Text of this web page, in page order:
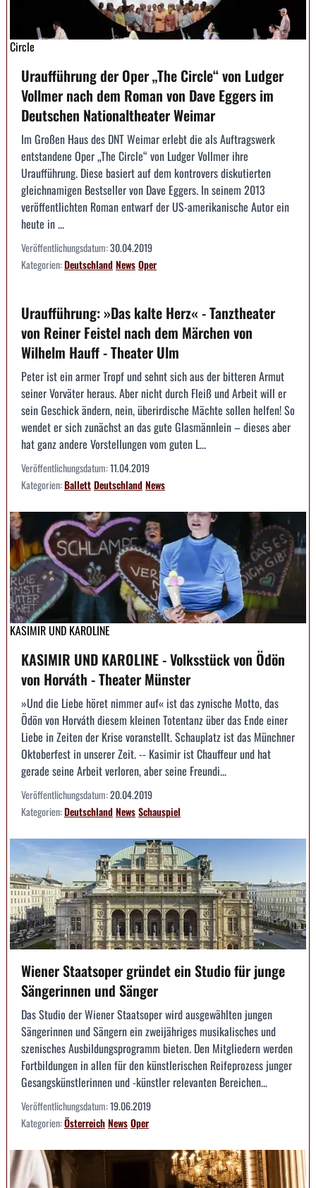
Circle
Uraufführung der Oper „The Circle“ von Ludger
Vollmer nach dem Roman von Dave Eggers im
Deutschen Nationaltheater Weimar
Im Großen Haus des DNT Weimar erlebt die als Auftragswerk
entstandene Oper „The Circle“ von Ludger Vollmer ihre
Uraufführung. Diese basiert auf dem kontrovers diskutierten
gleichnamigen Bestseller von Dave Eggers. In seinem 2013
veröffentlichten Roman entwarf der US-amerikanische Autor ein
heute in ...
Veröffentlichungsdatum:30.04.2019
Kategorien:DeutschlandNewsOper
Uraufführung: »Das kalte Herz« - Tanztheater
von Reiner Feistel nach dem Märchen von
Wilhelm Hauff - Theater Ulm
Peter ist ein armer Tropf und sehnt sich aus der bitteren Armut
seiner Vorväter heraus. Aber nicht durch Fleiß und Arbeit will er
sein Geschick ändern, nein, überirdische Mächte sollen helfen! So
wendet er sich zunächst an das gute Glasmännlein – dieses aber
hat ganz andere Vorstellungen vom guten L...
Veröffentlichungsdatum:11.04.2019
Kategorien:BallettDeutschlandNews
KASIMIR UND KAROLINE
KASIMIR UND KAROLINE - Volksstück von Ödön
von Horváth - Theater Münster
»Und die Liebe höret nimmer auf« ist das zynische Motto, das
Ödön von Horváth diesem kleinen Totentanz über das Ende einer
Liebe in Zeiten der Krise voranstellt. Schauplatz ist das Münchner
Oktoberfest in unserer Zeit. -- Kasimir ist Chauffeur und hat
gerade seine Arbeit verloren, aber seine Freundi...
Veröffentlichungsdatum:20.04.2019
Kategorien:DeutschlandNewsSchauspiel
Wiener Staatsoper gründet ein Studio für junge
Sängerinnen und Sänger
Das Studio der Wiener Staatsoper wird ausgewählten jungen
Sängerinnen und Sängern ein zweijähriges musikalisches und
szenisches Ausbildungsprogramm bieten. Den Mitgliedern werden
Fortbildungen in allen für den künstlerischen Reifeprozess junger
Gesangskünstlerinnen und -künstler relevanten Bereichen...
Veröffentlichungsdatum:19.06.2019
Kategorien:ÖsterreichNewsOper